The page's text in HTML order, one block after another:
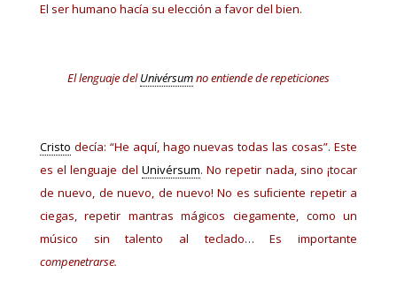
El ser humano hacía su elección a favor del bien.
El lenguaje delUnivérsumno entiende de repeticiones
Cristo decía: “He aquí, hago nuevas todas las cosas”. Este
es el lenguaje del Univérsum. No repetir nada, sino ¡tocar
de nuevo, de nuevo, de nuevo! No es suﬁciente repetir a
ciegas, repetir mantras mágicos ciegamente, como un
músico sin talento al teclado… Es importante
compenetrarse.